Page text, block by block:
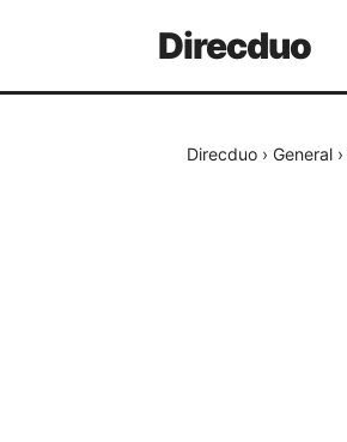
Direcduo
Direcduo › General ›